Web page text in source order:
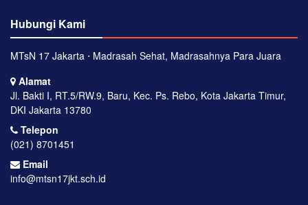
Hubungi Kami
MTsN 17 Jakarta ⋅ Madrasah Sehat, Madrasahnya Para Juara
Alamat
Jl. Bakti I, RT.5/RW.9, Baru, Kec. Ps. Rebo, Kota Jakarta Timur,
DKI Jakarta 13780
Telepon
(021) 8701451
Email
info@mtsn17jkt.sch.id